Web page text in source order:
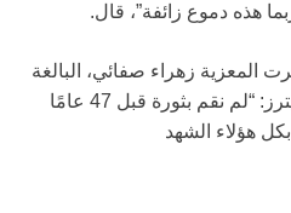
هذه دموع زائفة”، قال.
المعزية زهراء صفائي، البالغة
من العمر 50 عامًا، وكالة رويترز: “لم نقم بثورة قبل 47 عامًا
هؤلاء الشهد